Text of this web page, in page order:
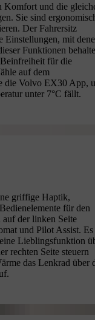
Komfort und die
Sie sind
Der Fahrersitz
Einstellungen, mit
Funktionen
für die
auf dem
die Volvo EX30 App,
unter 7°C fällt.
griffige Haptik,
für den
der linken Seite
und Pilot Assist. Es
Lieblingsfunktion
rechten Seite steuern
das Lenkrad über